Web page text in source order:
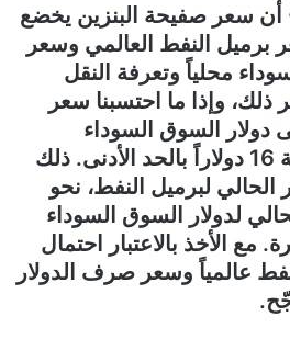
أن سعر صفيحة البنزين يخضع
برميل النفط العالمي وسعر
محلياً وتعرفة النقل
وإذا ما احتسبنا سعر
دولار السوق السوداء
فيقارب سعر الصفيحة 16 دولاراً بالحد الأدنى. ذلك
لبرميل النفط، نحو
لدولار السوق السوداء
ألف ليرة. مع الأخذ بالاعتبار احتمال
عالمياً وسعر صرف الدولار